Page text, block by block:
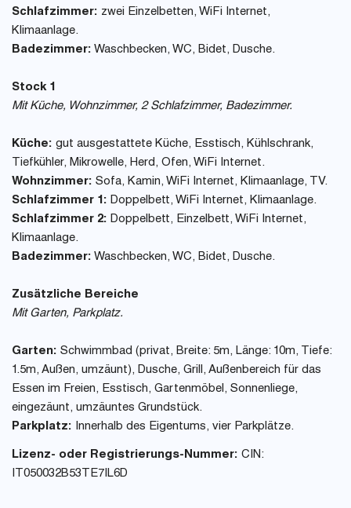
Schlafzimmer: zwei Einzelbetten, WiFi Internet,
Klimaanlage.
Badezimmer: Waschbecken, WC, Bidet, Dusche.
Stock 1
Mit Küche, Wohnzimmer, 2 Schlafzimmer, Badezimmer.
Küche: gut ausgestattete Küche, Esstisch, Kühlschrank,
Tiefkühler, Mikrowelle, Herd, Ofen, WiFi Internet.
Wohnzimmer: Sofa, Kamin, WiFi Internet, Klimaanlage, TV.
Schlafzimmer 1: Doppelbett, WiFi Internet, Klimaanlage.
Schlafzimmer 2: Doppelbett, Einzelbett, WiFi Internet,
Klimaanlage.
Badezimmer: Waschbecken, WC, Bidet, Dusche.
Zusätzliche Bereiche
Mit Garten, Parkplatz.
Garten: Schwimmbad (privat, Breite: 5m, Länge: 10m, Tiefe:
1.5m, Außen, umzäunt), Dusche, Grill, Außenbereich für das
Essen im Freien, Esstisch, Gartenmöbel, Sonnenliege,
eingezäunt, umzäuntes Grundstück.
Parkplatz: Innerhalb des Eigentums, vier Parkplätze.
Lizenz- oder Registrierungs-Nummer: CIN:
IT050032B53TE7IL6D